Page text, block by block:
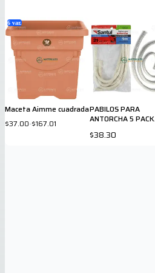
6 var.
Maceta Aimme cuadrada
$37.00-$167.01
PABILOS PARA
ANTORCHA 5 PACK
$38.30